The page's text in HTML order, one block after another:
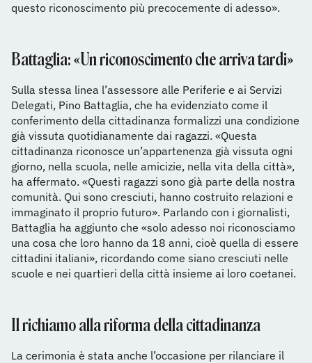
questo riconoscimento più precocemente di adesso».
Battaglia: «Un riconoscimento che arriva tardi»
Sulla stessa linea l’assessore alle Periferie e ai Servizi
Delegati, Pino Battaglia, che ha evidenziato come il
conferimento della cittadinanza formalizzi una condizione
già vissuta quotidianamente dai ragazzi. «Questa
cittadinanza riconosce un’appartenenza già vissuta ogni
giorno, nella scuola, nelle amicizie, nella vita della città»,
ha affermato. «Questi ragazzi sono già parte della nostra
comunità. Qui sono cresciuti, hanno costruito relazioni e
immaginato il proprio futuro». Parlando con i giornalisti,
Battaglia ha aggiunto che «solo adesso noi riconosciamo
una cosa che loro hanno da 18 anni, cioè quella di essere
cittadini italiani», ricordando come siano cresciuti nelle
scuole e nei quartieri della città insieme ai loro coetanei.
Il richiamo alla riforma della cittadinanza
La cerimonia è stata anche l’occasione per rilanciare il